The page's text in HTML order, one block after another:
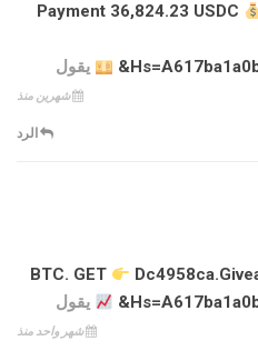
يقول
شهرين منذ
الرد
يقول
شهر واحد منذ